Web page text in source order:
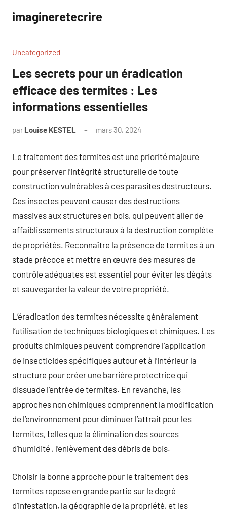
contenu
imagineretecrire
Uncategorized
Les secrets pour un éradication
efficace des termites : Les
informations essentielles
par Louise KESTEL mars 30, 2024
Le traitement des termites est une priorité majeure
pour préserver l’intégrité structurelle de toute
construction vulnérables à ces parasites destructeurs.
Ces insectes peuvent causer des destructions
massives aux structures en bois, qui peuvent aller de
affaiblissements structuraux à la destruction complète
de propriétés. Reconnaître la présence de termites à un
stade précoce et mettre en œuvre des mesures de
contrôle adéquates est essentiel pour éviter les dégâts
et sauvegarder la valeur de votre propriété.
L’éradication des termites nécessite généralement
l’utilisation de techniques biologiques et chimiques. Les
produits chimiques peuvent comprendre l’application
de insecticides spécifiques autour et à l’intérieur la
structure pour créer une barrière protectrice qui
dissuade l’entrée de termites. En revanche, les
approches non chimiques comprennent la modification
de l’environnement pour diminuer l’attrait pour les
termites, telles que la élimination des sources
d’humidité , l’enlèvement des débris de bois.
Choisir la bonne approche pour le traitement des
termites repose en grande partie sur le degré
d’infestation, la géographie de la propriété, et les